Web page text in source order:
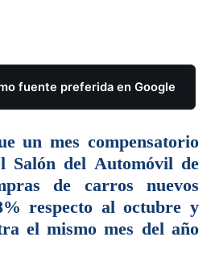
fuente preferida en Google
un mes compensatorio
Salón del Automóvil de
de carros nuevos
respecto al octubre y
el mismo mes del año